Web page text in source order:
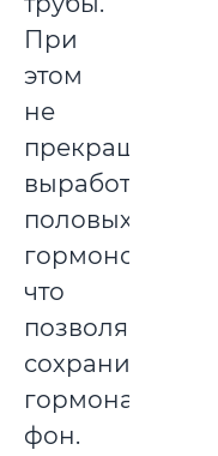
При
этом
не
прекращается
выработка
половых
гормонов,
что
позволяет
сохранить
гормональный
фон.